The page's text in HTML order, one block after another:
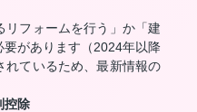
リフォームを行う」か「建
があります（2024年以降
れているため、最新情報の
控除